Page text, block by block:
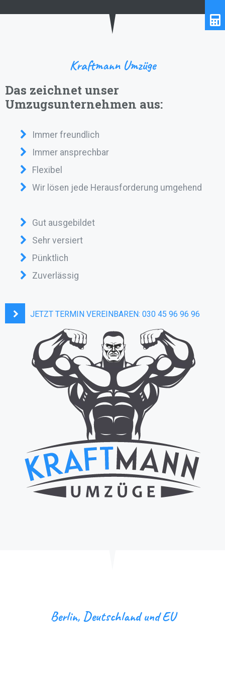
Kraftmann Umzüge
Das zeichnet unser
Umzugsunternehmen aus:
Immer freundlich
Immer ansprechbar
Flexibel
Wir lösen jede Herausforderung umgehend
Gut ausgebildet
Sehr versiert
Pünktlich
Zuverlässig
JETZT TERMIN VEREINBAREN: 030 45 96 96 96
Berlin, Deutschland und EU